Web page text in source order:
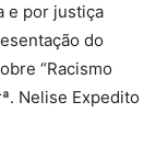
e por justiça
do
“Racismo
Nelise Expedito